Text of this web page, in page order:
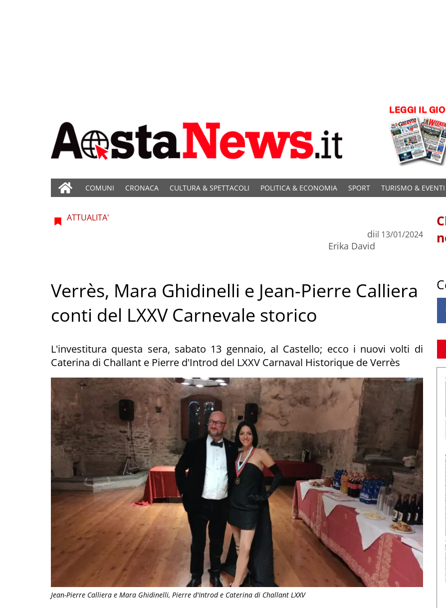
COMUNI CRONACA CULTURA & SPETTACOLI POLITICA & ECONOMIA SPORT TURISMO & EVENTI
Jean-Pierre Calliera e Mara Ghidinelli, Pierre d'Introd e Caterina di Challant LXXV
ATTUALITA'
di
Erika David
il 13/01/2024
Verrès, Mara Ghidinelli e Jean-Pierre Calliera
conti del LXXV Carnevale storico
L'investitura questa sera, sabato 13 gennaio, al Castello; ecco i nuovi volti di
Caterina di Challant e Pierre d'Introd del LXXV Carnaval Historique de Verrès